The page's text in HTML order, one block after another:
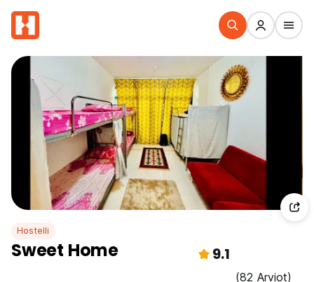
Hostelli
Sweet Home 9.1
(82 Arviot)